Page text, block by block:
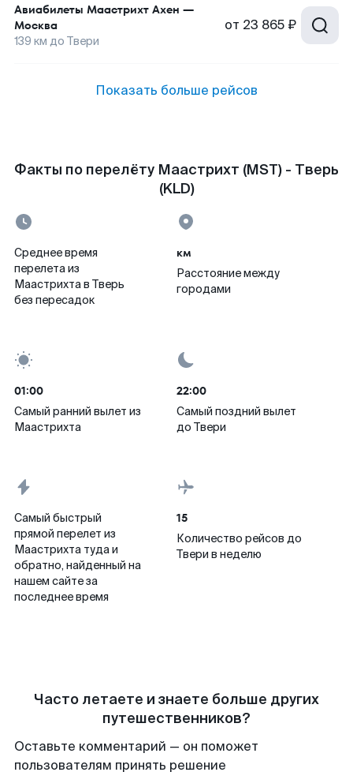
Авиабилеты Маастрихт Ахен —
Москва
139 км до Твери
от 23 865 ₽
Показать больше рейсов
Факты по перелёту Маастрихт (MST) - Тверь
(KLD)
Среднее время
перелета из
Маастрихта в Тверь
без пересадок
км
Расстояние между
городами
01:00
Самый ранний вылет из
Маастрихта
22:00
Самый поздний вылет
до Твери
Самый быстрый
прямой перелет из
Маастрихта туда и
обратно, найденный на
нашем сайте за
последнее время
15
Количество рейсов до
Твери в неделю
Часто летаете и знаете больше других
путешественников?
Оставьте комментарий — он поможет
пользователям принять решение